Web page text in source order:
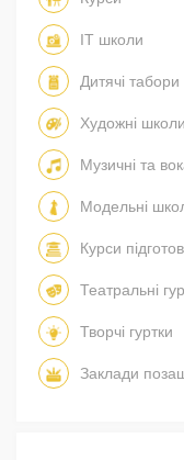
IT школи
Дитячі табори
Художні школи
Музичні та
Модельні
Курси
Театральні
Творчі гуртки
Заклади